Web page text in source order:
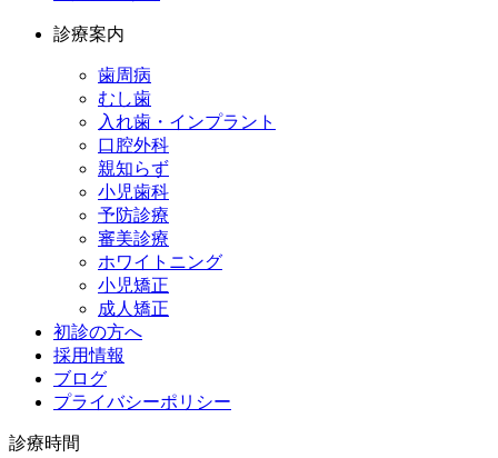
診療案内
歯周病
むし歯
入れ歯・インプラント
口腔外科
親知らず
小児歯科
予防診療
審美診療
ホワイトニング
小児矯正
成人矯正
初診の方へ
採用情報
ブログ
プライバシーポリシー
診療時間